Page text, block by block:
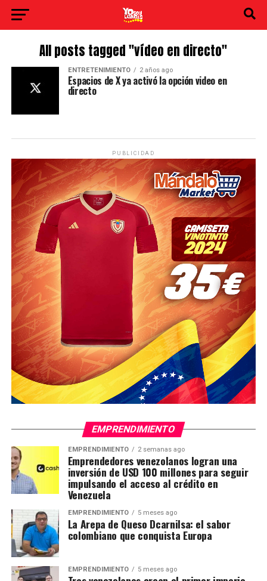
All posts tagged "vídeo en directo"
ENTRETENIMIENTO 2 años ago
Espacios de X ya activó la opción video en
directo
PUBLICIDAD
EMPRENDIMIENTO
EMPRENDIMIENTO 2 semanas ago
Emprendedores venezolanos logran una
inversión de USD 100 millones para seguir
impulsando el acceso al crédito en
Venezuela
EMPRENDIMIENTO 5 meses ago
La Arepa de Queso Dcarnilsa: el sabor
colombiano que conquista Europa
EMPRENDIMIENTO 5 meses ago